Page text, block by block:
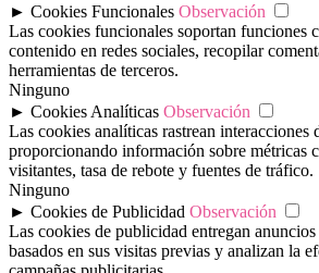
► Cookies Funcionales Observación
Las cookies funcionales soportan funciones
contenido en redes sociales, recopilar
herramientas de terceros.
Ninguno
► Cookies Analíticas Observación
Las cookies analíticas rastrean interacciones
proporcionando información sobre métricas
visitantes, tasa de rebote y fuentes de tráfico.
Ninguno
► Cookies de Publicidad Observación
Las cookies de publicidad entregan
basados en sus visitas previas y analizan la